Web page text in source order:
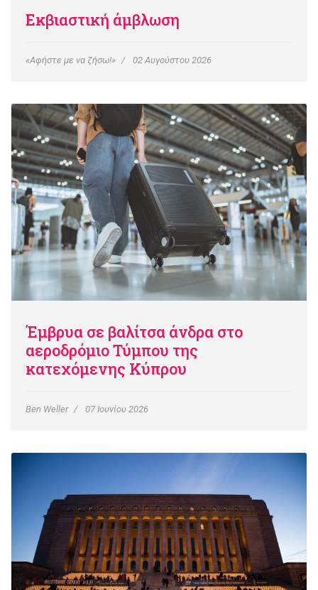
Εκβιαστική άμβλωση
«Αφήστε με να ζήσω!» 02 Αυγούστου 2026
Έμβρυα σε βαλίτσα άνδρα στο
αεροδρόμιο Τύμπου της
κατεχόμενης Κύπρου
Ben Weller 07 Ιουνίου 2026